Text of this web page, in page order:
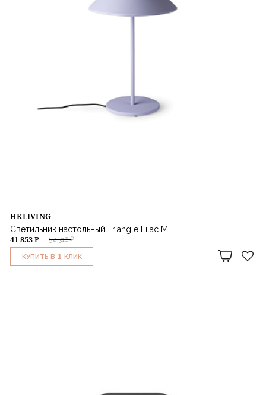
HKLIVING
Светильник настольный Triangle Lilac M
52 316 ₽
41 853 ₽
КУПИТЬ В 1 КЛИК